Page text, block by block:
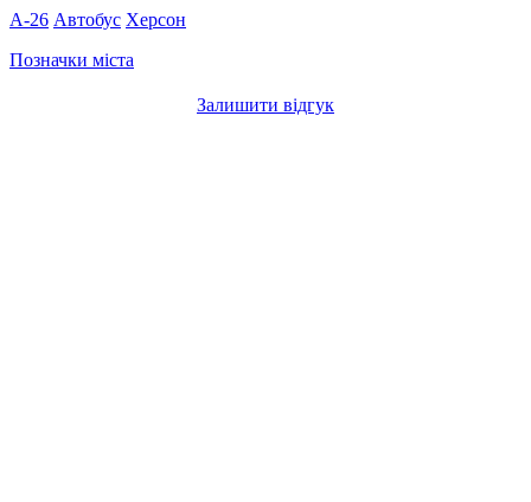
A-26 Автобус Херсон
Позначки міста
Залишити відгук